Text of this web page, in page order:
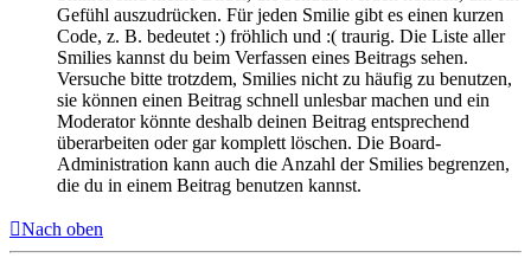
Gefühl auszudrücken. Für jeden Smilie gibt es einen kurzen
Code, z. B. bedeutet :) fröhlich und :( traurig. Die Liste aller
Smilies kannst du beim Verfassen eines Beitrags sehen.
Versuche bitte trotzdem, Smilies nicht zu häufig zu benutzen,
sie können einen Beitrag schnell unlesbar machen und ein
Moderator könnte deshalb deinen Beitrag entsprechend
überarbeiten oder gar komplett löschen. Die Board-
Administration kann auch die Anzahl der Smilies begrenzen,
die du in einem Beitrag benutzen kannst.
Nach oben